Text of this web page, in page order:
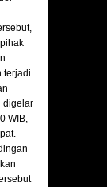
terjadi.
digelar
WIB,